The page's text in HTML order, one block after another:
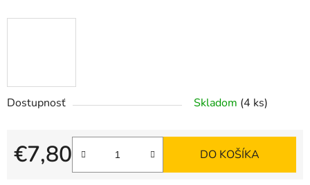
Dostupnosť Skladom (4 ks)
€7,80
Jednotková cena:
DO KOŠÍKA